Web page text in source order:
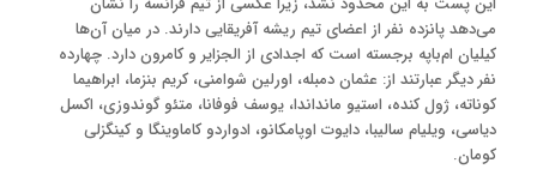
می‌دهد پانزده نفر از اعضای تیم ریشه آفریقایی دارند. در میان آن‌ها
کیلیان ام‌باپه برجسته است که اجدادی از الجزایر و کامرون دارد. چهارده
نفر دیگر عبارتند از: عثمان دمبله، اورلین شوامنی، کریم بنزما، ابراهیما
کوناته، ژول کنده، استیو مانداندا، یوسف فوفانا، متئو گوندوزی، اکسل
دیاسی، ویلیام سالیبا، دایوت اوپامکانو، ادواردو کاماوینگا و کینگزلی
کومان.